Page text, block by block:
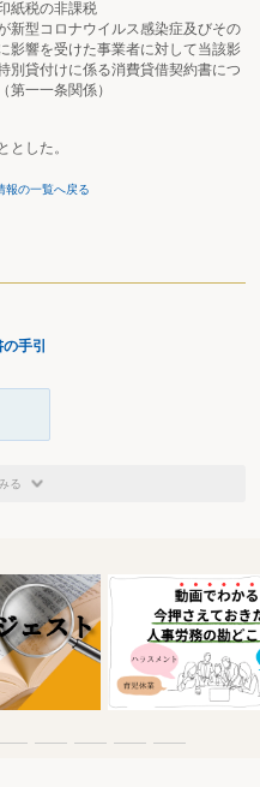
紙税の非課税
型コロナウイルス感染症及びその
影響を受けた事業者に対して当該影
別貸付けに係る消費貸借契約書につ
第一一条関係）
した。
報の一覧へ戻る
手引
る